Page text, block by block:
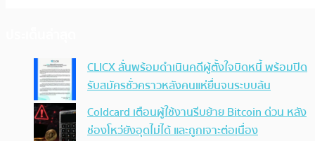
CLICX ลั่นพร้อมดำเนินคดีผู้ตั้งใจบิดหนี้ พร้อมปิด
รับสมัครชั่วคราวหลังคนแห่ยื่นจนระบบล้น
Coldcard เตือนผู้ใช้งานรีบย้าย Bitcoin ด่วน หลัง
ช่องโหว่ยังอุดไม่ได้ และถูกเจาะต่อเนื่อง